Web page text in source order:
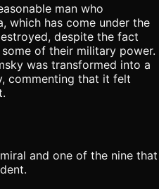
man who
which has come under the
despite the fact
of their military power.
was transformed into a
commenting that it felt
and one of the nine that